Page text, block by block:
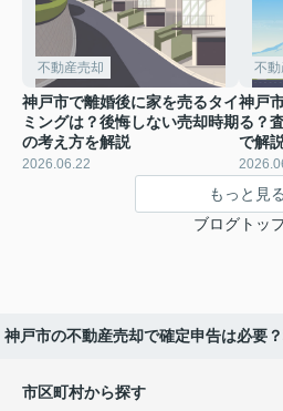
不動産売却
神戸市で離婚後に家を売るタイ
ミングは？後悔しない売却時期
の考え方を解説
2026.06.22
不動
神戸
る？
で解
もっと見る
ブログトッ
神戸市の不動産売却で確定申告は必要
市区町村から探す